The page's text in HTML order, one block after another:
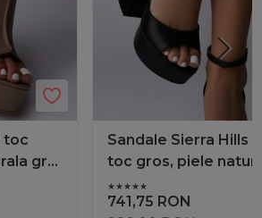
toc
grej
Sandale Sierra Hills
toc gros, piele
neagra
741,75 RON